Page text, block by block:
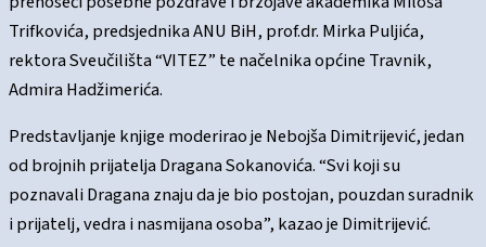
Trifkovića, predsjednika ANU BiH, prof.dr. Mirka Puljića,
rektora Sveučilišta “VITEZ” te načelnika općine Travnik,
Admira Hadžimerića.
Predstavljanje knjige moderirao je Nebojša Dimitrijević, jedan
od brojnih prijatelja Dragana Sokanovića. “Svi koji su
poznavali Dragana znaju da je bio postojan, pouzdan suradnik
i prijatelj, vedra i nasmijana osoba”, kazao je Dimitrijević.